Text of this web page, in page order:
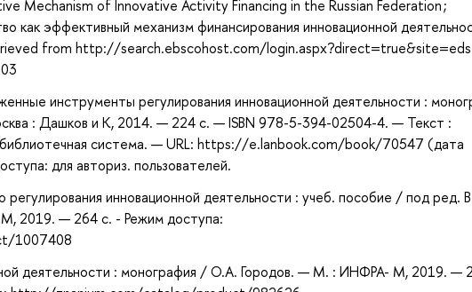
Mechanism of Innovative Activity Financing in the Russian Federation ;
как эффективный механизм финансирования инновационной
from http://search.ebscohost.com/
инструменты регулирования инновационной деятельности :
: Дашков и К, 2014. — 224 с. — ISBN 978-5-394-02504-4. — Текст :
система. — URL: https://e.lanbook.com/book/70547 (дата
для авториз. пользователей.
регулирования инновационной деятельности : учеб. пособие / под ред.
2019. — 264 с. - Режим доступа:
1007408
деятельности : монография / О.А. Городов. — М. : ИНФРА- М, 2019. —